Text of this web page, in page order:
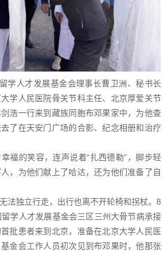
学人才发展基金会理事长曹卫洲、秘书长
学人民医院骨关节科主任、北京厚爱关节
浩一行来到藏族同胞布邓果家中，为他查
了在天安门广场的合影、纪念相册和治疗
福的笑容，连声说着“扎西德勒”，脚步轻
，为他们献上了哈达，还为他们准备了自
法独立行走，出行也离不开轮椅和拐杖。8
学人才发展基金会三区三州大骨节病承接
批患者来到北京，准备在北京大学人民医
金会工作人员初次见到布邓果时，他那张